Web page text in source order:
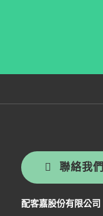
聯絡我們
配客嘉股份有限公司